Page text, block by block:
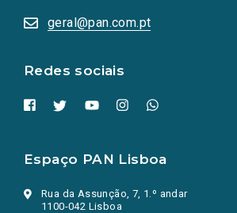
geral@pan.com.pt
Redes sociais
numa
nova
Espaço PAN Lisboa
Rua da Assunção, 7, 1.º andar
1100-042 Lisboa